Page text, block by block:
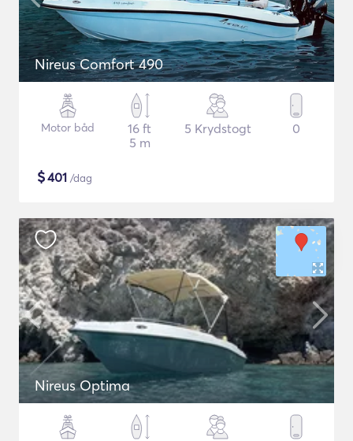
Nireus Comfort 490
Motor båd
16 ft
5 m
5 Krydstogt 0
$401 /dag
Nireus Optima